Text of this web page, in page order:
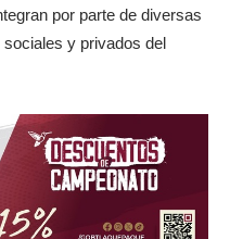
por parte de diversas
y privados del